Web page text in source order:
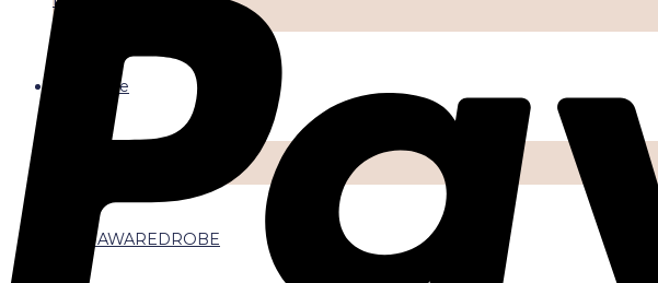
Nähzubehör
Magazine
Über AWAREDROBE